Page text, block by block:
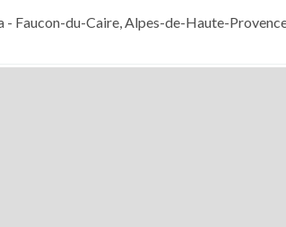
- Faucon-du-Caire, Alpes-de-Haute-